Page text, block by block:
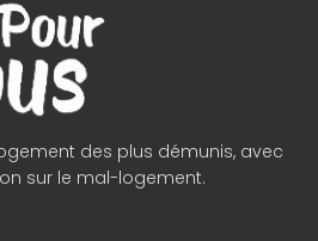
des plus démunis, avec
sur le mal-logement.